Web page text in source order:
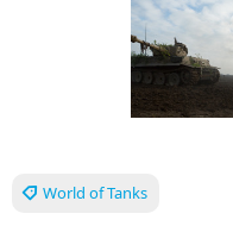
World of Tanks